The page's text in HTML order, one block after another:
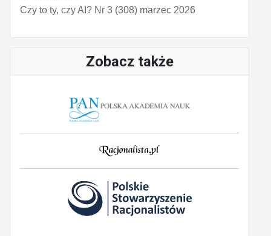
Czy to ty, czy AI? Nr 3 (308) marzec 2026
Zobacz także